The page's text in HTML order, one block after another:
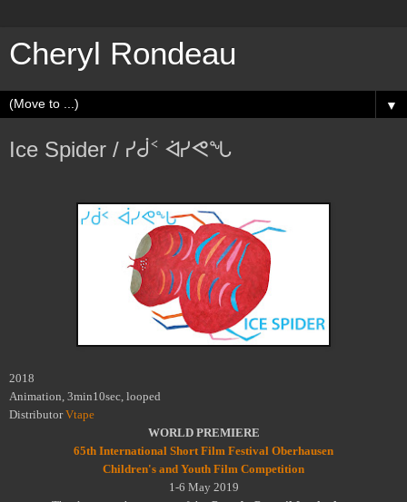
Cheryl Rondeau
▼
Ice Spider / ᓯᑰᑉ ᐋᓯᕙᖓ
2018
Animation, 3min10sec, looped
DistributorVtape
WORLD PREMIERE
65th International Short Film Festival Oberhausen
Children's and Youth Film Competition
1-6 May 2019